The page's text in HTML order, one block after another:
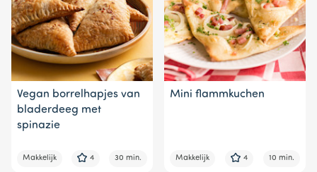
Vegan borrelhapjes van
bladerdeeg met
spinazie
Makkelijk 4 30 min.
Mini flammkuchen
Makkelijk 4 10 min.